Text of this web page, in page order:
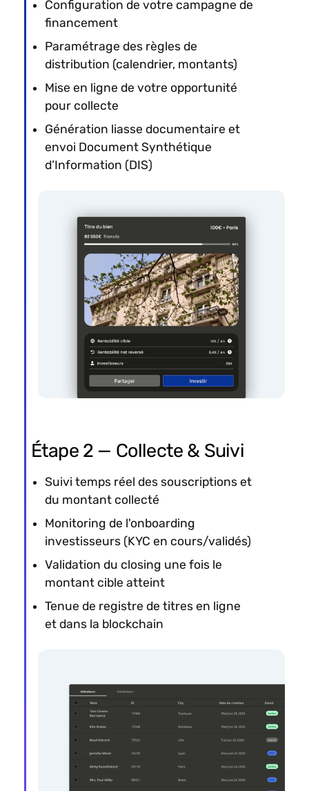
Configuration de votre campagne de
financement
Paramétrage des règles de
distribution (calendrier, montants)
Mise en ligne de votre opportunité
pour collecte
Génération liasse documentaire et
envoi Document Synthétique
d’Information (DIS)
Étape 2 — Collecte & Suivi
Suivi temps réel des souscriptions et
du montant collecté
Monitoring de l'onboarding
investisseurs (KYC en cours/validés)
Validation du closing une fois le
montant cible atteint
Tenue de registre de titres en ligne
et dans la blockchain